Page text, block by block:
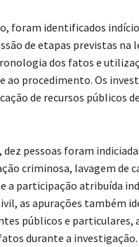
foram identificados
de etapas previstas
dos fatos e
ao procedimento. Os
de recursos públicos
pessoas foram
criminosa, lavagem
a participação atribuída
as apurações também
públicos e
durante a investigação.